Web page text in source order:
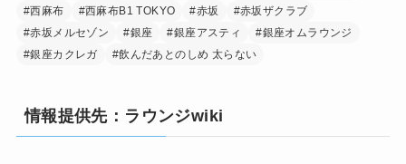
#西麻布
#西麻布B1 TOKYO #赤坂
#赤坂ザクラブ
#赤坂メルセゾン
#銀座 #銀座アスティ
#銀座オムラウンジ
#銀座カクレガ
#飲んだあとのしめ 太らない
情報提供先：ラウンジwiki